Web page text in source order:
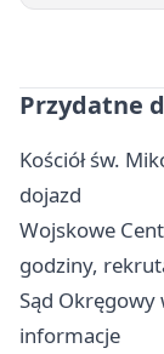
Przydatne
Kościół św.
dojazd
Wojskowe
godziny,
Sąd Okręgowy
informacje